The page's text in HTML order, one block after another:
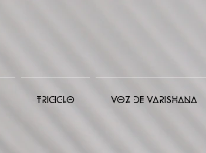
TRICICLO VOZ DE VARISHANA